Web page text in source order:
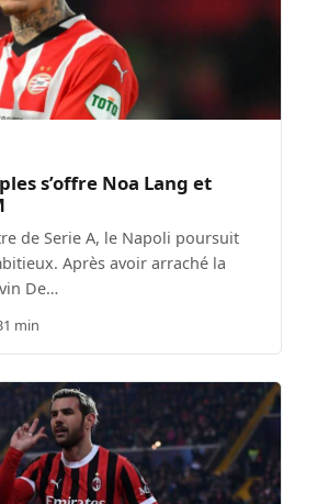
s’offre Noa Lang et
de Serie A, le Napoli poursuit
Après avoir arraché la
De…
1 min